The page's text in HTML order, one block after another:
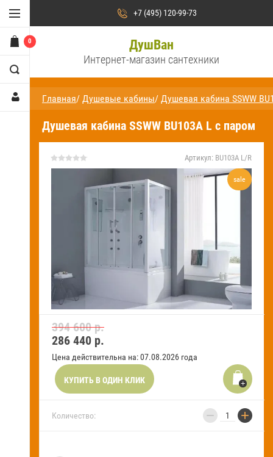
Душевые двери /
ограждения и поддоны
Сауны и бани
Ванны
Аксессуары для ванн
Душевые стойки и панели
О компании
Новости и акции
Оставить заявку на звонок
Оплата
получение
0
+7 (495) 120-99-73
ДушВан
Интернет-магазин сантехники
Главная/ Душевые кабины/ Душевая кабина SSWW
Душевая кабина SSWW BU103A L с паром
Артикул: BU103A L/R
sale
394 600 р.
286 440 р.
Цена действительна на: 07.08.2026 года
КУПИТЬ В ОДИН КЛИК
Количество: − +